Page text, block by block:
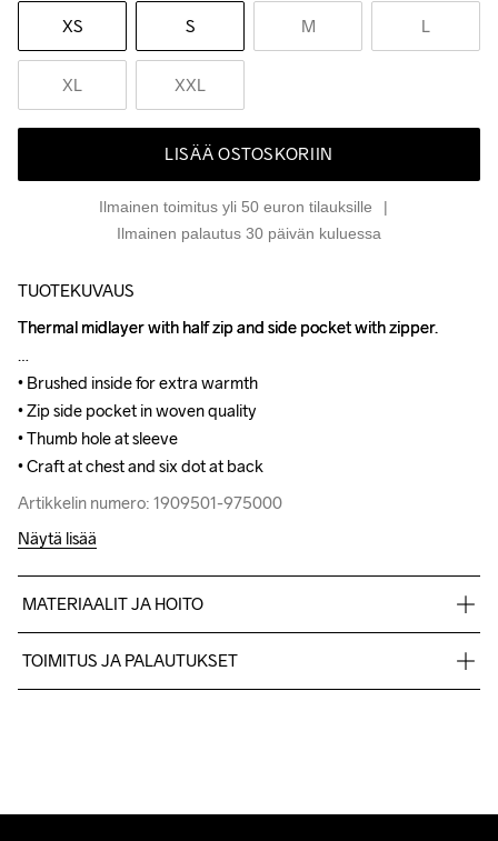
XS S M L
XL XXL
LISÄÄ OSTOSKORIIN
Ilmainen toimitus yli 50 euron tilauksille
Ilmainen palautus 30 päivän kuluessa
TUOTEKUVAUS
Thermal midlayer with half zip and side pocket with zipper.
• Brushed inside for extra warmth
• Zip side pocket in woven quality
• Thumb hole at sleeve
• Craft at chest and six dot at back
Artikkelin numero: 1909501-975000
Thermal midlayer with half zip and side pocket with zipper.
• Brushed inside for extra warmth
• Zip side pocket in woven quality
• Thumb hole at sleeve
• Craft at chest and six dot at back
Artikkelin numero: 1909501-975000
Näytä lisää
MATERIAALIT JA HOITO
TOIMITUS JA PALAUTUKSET
kysymyksiisi.